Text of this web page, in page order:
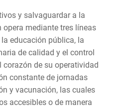
y salvaguardar a la
mediante tres líneas
educación pública, la
de calidad y el control
corazón de su operatividad
constante de jornadas
y vacunación, las cuales
accesibles o de manera